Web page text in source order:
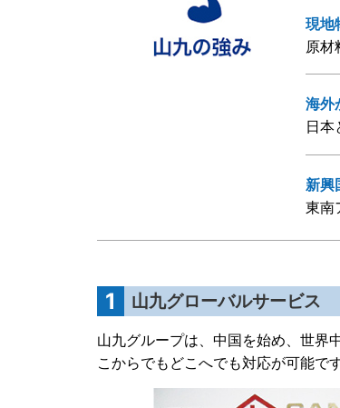
現地
原材
海外
日本
新興
東南
1 山九グローバルサービス
山九グループは、中国を始め、世界
こからでもどこへでも対応が可能で